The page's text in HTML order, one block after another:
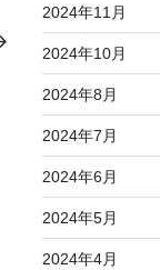
2024年11月
2024年10月
2024年8月
2024年7月
2024年6月
2024年5月
2024年4月